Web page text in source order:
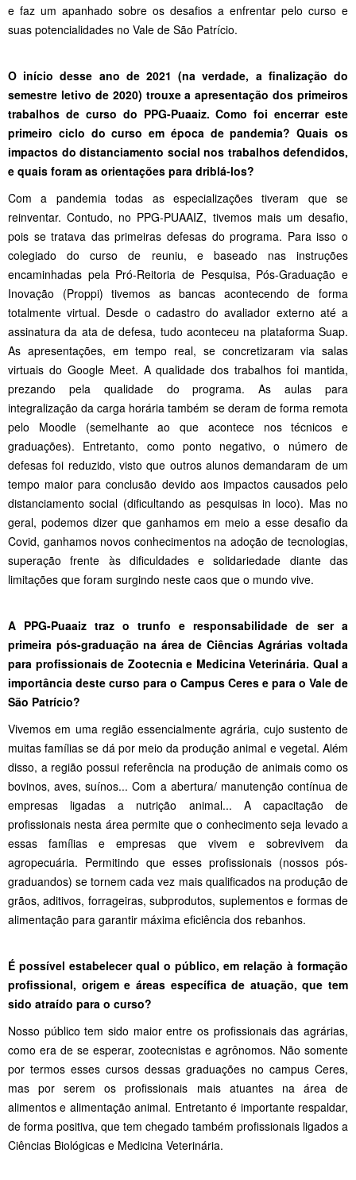
e faz um apanhado sobre os desafios a enfrentar pelo curso e
suas potencialidades no Vale de São Patrício.
O início desse ano de 2021 (na verdade, a finalização do
semestre letivo de 2020) trouxe a apresentação dos primeiros
trabalhos de curso do PPG-Puaaiz. Como foi encerrar este
primeiro ciclo do curso em época de pandemia? Quais os
impactos do distanciamento social nos trabalhos defendidos,
e quais foram as orientações para driblá-los?
Com a pandemia todas as especializações tiveram que se
reinventar. Contudo, no PPG-PUAAIZ, tivemos mais um desafio,
pois se tratava das primeiras defesas do programa. Para isso o
colegiado do curso de reuniu, e baseado nas instruções
encaminhadas pela Pró-Reitoria de Pesquisa, Pós-Graduação e
Inovação (Proppi) tivemos as bancas acontecendo de forma
totalmente virtual. Desde o cadastro do avaliador externo até a
assinatura da ata de defesa, tudo aconteceu na plataforma Suap.
As apresentações, em tempo real, se concretizaram via salas
virtuais do Google Meet. A qualidade dos trabalhos foi mantida,
prezando pela qualidade do programa. As aulas para
integralização da carga horária também se deram de forma remota
pelo Moodle (semelhante ao que acontece nos técnicos e
graduações). Entretanto, como ponto negativo, o número de
defesas foi reduzido, visto que outros alunos demandaram de um
tempo maior para conclusão devido aos impactos causados pelo
distanciamento social (dificultando as pesquisas in loco). Mas no
geral, podemos dizer que ganhamos em meio a esse desafio da
Covid, ganhamos novos conhecimentos na adoção de tecnologias,
superação frente às dificuldades e solidariedade diante das
limitações que foram surgindo neste caos que o mundo vive.
A PPG-Puaaiz traz o trunfo e responsabilidade de ser a
primeira pós-graduação na área de Ciências Agrárias voltada
para profissionais de Zootecnia e Medicina Veterinária. Qual a
importância deste curso para o Campus Ceres e para o Vale de
São Patrício?
Vivemos em uma região essencialmente agrária, cujo sustento de
muitas famílias se dá por meio da produção animal e vegetal. Além
disso, a região possui referência na produção de animais como os
bovinos, aves, suínos... Com a abertura/ manutenção contínua de
empresas ligadas a nutrição animal... A capacitação de
profissionais nesta área permite que o conhecimento seja levado a
essas famílias e empresas que vivem e sobrevivem da
agropecuária. Permitindo que esses profissionais (nossos pós-
graduandos) se tornem cada vez mais qualificados na produção de
grãos, aditivos, forrageiras, subprodutos, suplementos e formas de
alimentação para garantir máxima eficiência dos rebanhos.
É possível estabelecer qual o público, em relação à formação
profissional, origem e áreas específica de atuação, que tem
sido atraído para o curso?
Nosso público tem sido maior entre os profissionais das agrárias,
como era de se esperar, zootecnistas e agrônomos. Não somente
por termos esses cursos dessas graduações no campus Ceres,
mas por serem os profissionais mais atuantes na área de
alimentos e alimentação animal. Entretanto é importante respaldar,
de forma positiva, que tem chegado também profissionais ligados a
Ciências Biológicas e Medicina Veterinária.